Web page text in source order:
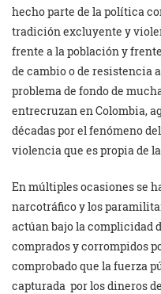
hecho parte de la política
tradición excluyente y
frente a la población y
de cambio o de resistencia
problema de fondo de
entrecruzan en Colombia,
décadas por el fenómeno
violencia que es propia de
En múltiples ocasiones se
narcotráfico y los
actúan bajo la complicidad
comprados y corrompidos
comprobado que la fuerza
capturada por los dineros